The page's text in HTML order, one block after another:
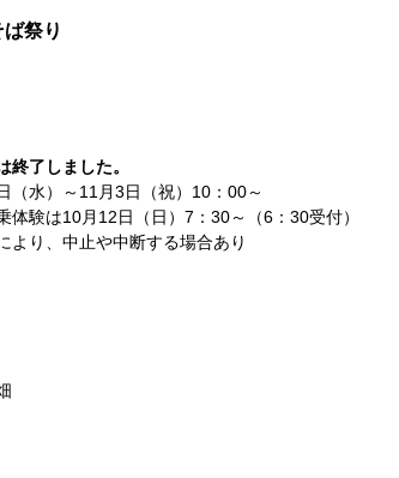
祭り
了しました。
（水）～11月3日（祝）10：00～
体験は10月12日（日）7：30～（6：30受付）
より、中止や中断する場合あり